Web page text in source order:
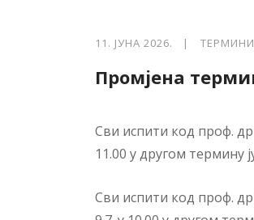
11. ЈУНА 2026. |
Промјена
Сви испити код проф.
11.00 у другом термину
Сви испити код проф.